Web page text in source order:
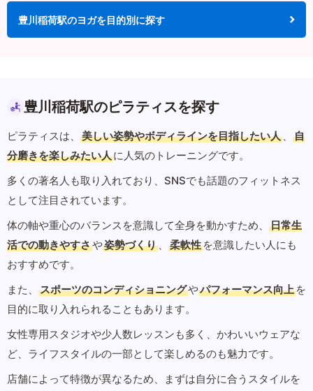
豊川稲荷駅のヨガを目的別に探す
豊川稲荷駅のピラティスを探す
ピラティスは、 美しい姿勢やボディラインを目指したい人 、
自
分磨きを楽しみたい人に人気のトレーニングです。
多くの著名人も取り入れており、SNSでも話題のフィットネス
として注目されています。
体の軸や重心のバランスを意識して全身を動かすため、
日常生
活での動きやすさや姿勢づくり 、 柔軟性 を意識したい人にも
おすすめです。
また、
スポーツのコンディショニングやパフォーマンス向上 を
目的に取り入れられることもあります。
女性専用スタジオや少人数レッスンも多く、かわいいウェアな
ど、ライフスタイルの一部として楽しめるのも魅力です。
店舗によって特徴が異なるため、まずは自分に合うスタイルを